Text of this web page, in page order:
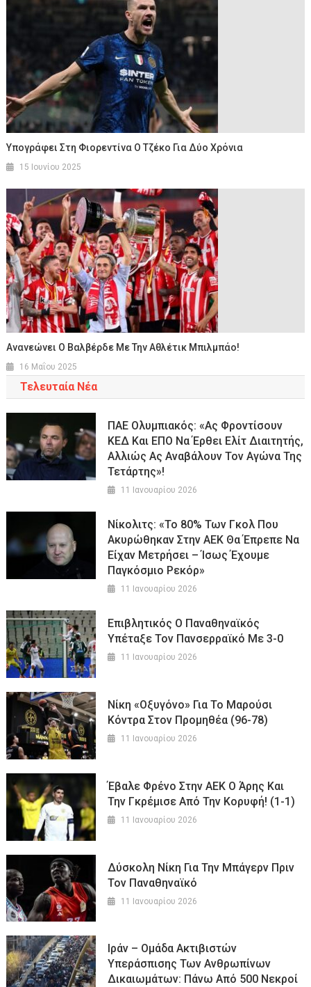
Υπογράφει Στη Φιορεντίνα Ο Τζέκο Για Δύο Χρόνια
15 Ιουνίου 2025
Ανανεώνει Ο Βαλβέρδε Με Την Αθλέτικ Μπιλμπάο!
16 Μαΐου 2025
Τελευταία Νέα
ΠΑΕ Ολυμπιακός: «Ας Φροντίσουν
ΚΕΔ Και ΕΠΟ Να Έρθει Ελίτ Διαιτητής,
Αλλιώς Ας Αναβάλουν Τον Αγώνα Της
Τετάρτης»!
11 Ιανουαρίου 2026
Νίκολιτς: «Το 80% Των Γκολ Που
Ακυρώθηκαν Στην ΑΕΚ Θα Έπρεπε Να
Είχαν Μετρήσει – Ίσως Έχουμε
Παγκόσμιο Ρεκόρ»
11 Ιανουαρίου 2026
Επιβλητικός Ο Παναθηναϊκός
Υπέταξε Τον Πανσερραϊκό Με 3-0
11 Ιανουαρίου 2026
Νίκη «οξυγόνο» Για Το Μαρούσι
Κόντρα Στον Προμηθέα (96-78)
11 Ιανουαρίου 2026
Έβαλε Φρένο Στην ΑΕΚ Ο Άρης Και
Την Γκρέμισε Από Την Κορυφή! (1-1)
11 Ιανουαρίου 2026
Δύσκολη Νίκη Για Την Μπάγερν Πριν
Τον Παναθηναϊκό
11 Ιανουαρίου 2026
Ιράν – Ομάδα Ακτιβιστών
Υπεράσπισης Των Ανθρωπίνων
Δικαιωμάτων: Πάνω Από 500 Νεκροί